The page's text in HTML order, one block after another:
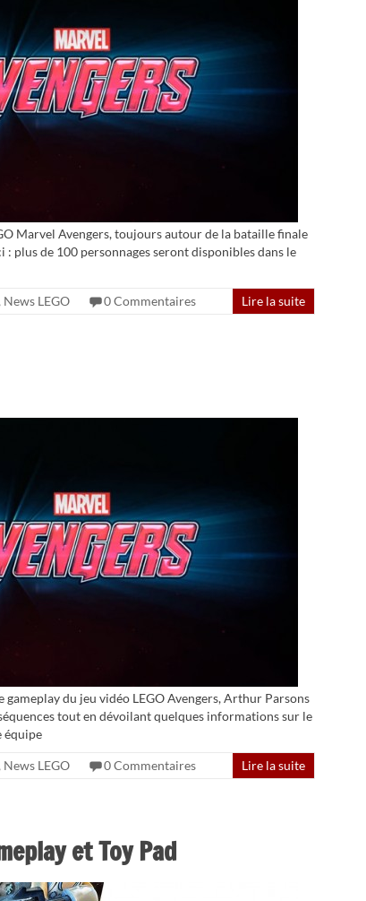
Marvel Avengers, toujours autour de la bataille finale
de 100 personnages seront disponibles dans le
News LEGO 0 Commentaires Lire la suite
du jeu vidéo LEGO Avengers, Arthur Parsons
tout en dévoilant quelques informations sur le
équipe
News LEGO 0 Commentaires Lire la suite
et Toy Pad